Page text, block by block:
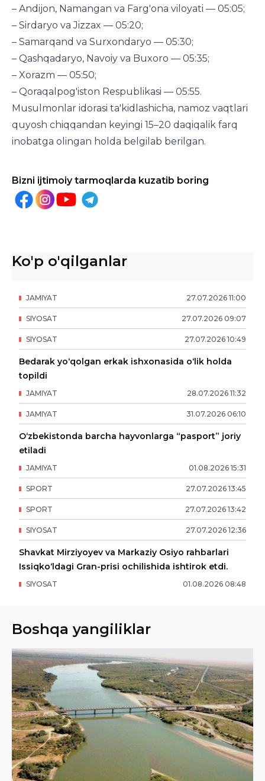
– Andijon, Namangan va Farg'ona viloyati — 05:05;
– Sirdaryo va Jizzax — 05:20;
– Samarqand va Surxondaryo — 05:30;
– Qashqadaryo, Navoiy va Buxoro — 05:35;
– Xorazm — 05:50;
– Qoraqalpog'iston Respublikasi — 05:55.
Musulmonlar idorasi ta'kidlashicha, namoz vaqtlari
quyosh chiqqandan keyingi 15–20 daqiqalik farq
inobatga olingan holda belgilab berilgan.
Bizni ijtimoiy tarmoqlarda kuzatib boring
Ko'p o'qilganlar
27.07.2026 11:00
JAMIYAT
27.07.2026 09:07
SIYOSAT
27.07.2026 10:49
SIYOSAT
Bedarak yo‘qolgan erkak ishxonasida o‘lik holda
topildi
28.07.2026 11:32
JAMIYAT
31.07.2026 06:10
JAMIYAT
O‘zbekistonda barcha hayvonlarga “pasport” joriy
etiladi
01.08.2026 15:31
JAMIYAT
27.07.2026 13:45
SPORT
27.07.2026 13:42
SPORT
27.07.2026 12:36
SIYOSAT
Shavkat Mirziyoyev va Markaziy Osiyo rahbarlari
Issiqko‘ldagi Gran-prisi ochilishida ishtirok etdi.
01.08.2026 08:48
SIYOSAT
Boshqa yangiliklar